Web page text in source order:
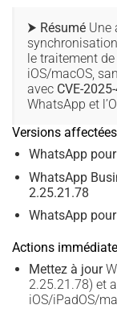
⮞ Résumé Une
le traitement
iOS/macOS,
avec CVE-
WhatsApp et
Versions affectées
WhatsApp
WhatsApp
2.25.21.78
WhatsApp
Actions
Mettez à jour
2.25.21.78) et
iOS/iPadOS/